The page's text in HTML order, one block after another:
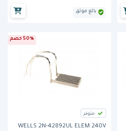
بائع موثق
50% خصم
متوفر
WELLS 2N-42892UL ELEM 240V